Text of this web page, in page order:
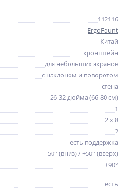
112116
ErgoFount
Китай
кронштейн
для небольших экранов
с наклоном и поворотом
стена
26-32 дюйма (66-80 см)
1
2 x 8
2
есть поддержка
-50° (вниз) / +50° (вверх)
±90°
есть